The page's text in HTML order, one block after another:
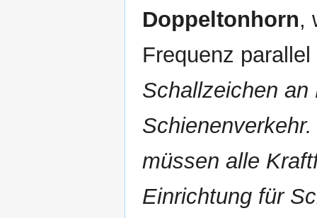
Doppeltonhorn,
Frequenz
Schallzeichen
müssen alle
Einrichtung für